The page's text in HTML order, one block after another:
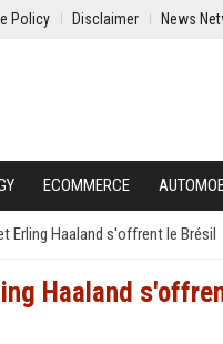
Policy Disclaimer News
ECOMMERCE
Erling Haaland s'offrent le Brésil
Haaland